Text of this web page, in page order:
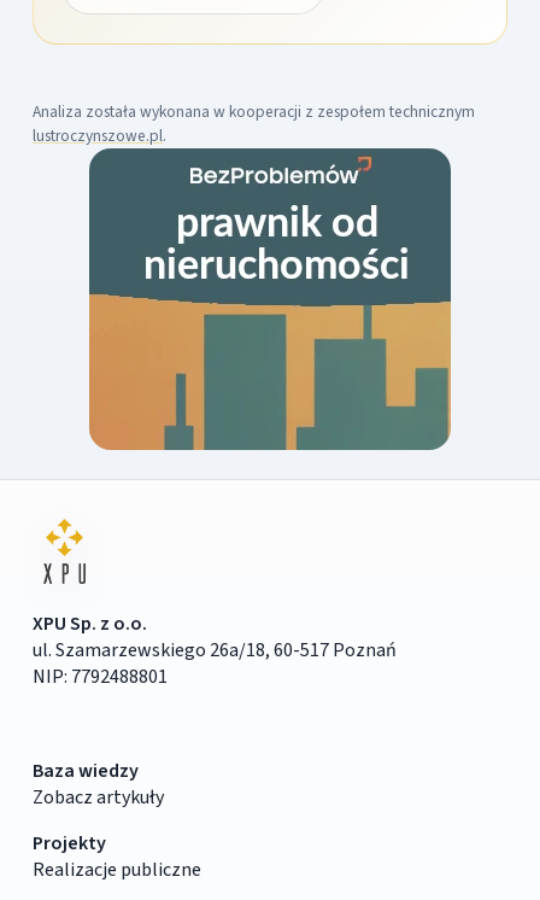
Analiza została wykonana w kooperacji z zespołem technicznym
lustroczynszowe.pl.
XPU Sp. z o.o.
ul. Szamarzewskiego 26a/18, 60-517 Poznań
NIP: 7792488801
Baza wiedzy
Zobacz artykuły
Projekty
Realizacje publiczne